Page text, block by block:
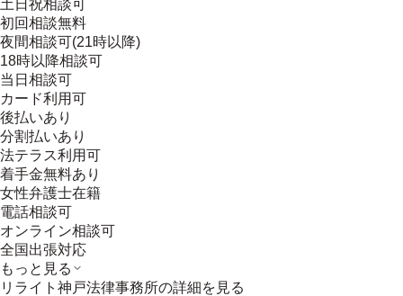
土日祝相談可
初回相談無料
夜間相談可(21時以降)
18時以降相談可
当日相談可
カード利用可
後払いあり
分割払いあり
法テラス利用可
着手金無料あり
女性弁護士在籍
電話相談可
オンライン相談可
全国出張対応
もっと見る
リライト神戸法律事務所の詳細を見る